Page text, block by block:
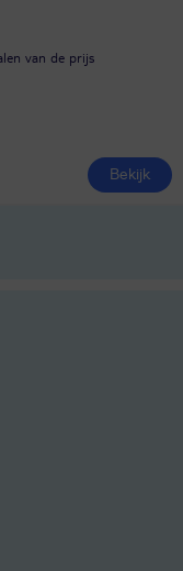
van de prijs
Bekijk